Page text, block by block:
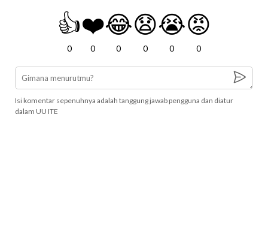
👍
0
❤️
0
😂
0
😧
0
😭
0
😡
0
Isi komentar sepenuhnya adalah tanggung jawab pengguna dan diatur
dalam UU ITE